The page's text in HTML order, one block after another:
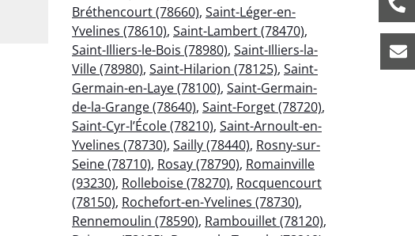
Bréthencourt (78660), Saint-Léger-en-
Yvelines (78610), Saint-Lambert (78470),
Saint-Illiers-le-Bois (78980), Saint-Illiers-la-
Ville (78980), Saint-Hilarion (78125), Saint-
Germain-en-Laye (78100), Saint-Germain-
de-la-Grange (78640), Saint-Forget (78720),
Saint-Cyr-l’École (78210), Saint-Arnoult-en-
Yvelines (78730), Sailly (78440), Rosny-sur-
Seine (78710), Rosay (78790), Romainville
(93230), Rolleboise (78270), Rocquencourt
(78150), Rochefort-en-Yvelines (78730),
Rennemoulin (78590), Rambouillet (78120),